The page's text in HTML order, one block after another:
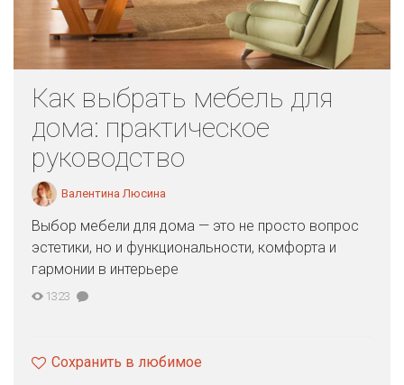
Как выбрать мебель для
дома: практическое
руководство
Валентина Люсина
Выбор мебели для дома — это не просто вопрос
эстетики, но и функциональности, комфорта и
гармонии в интерьере
1323
Сохранить в любимое